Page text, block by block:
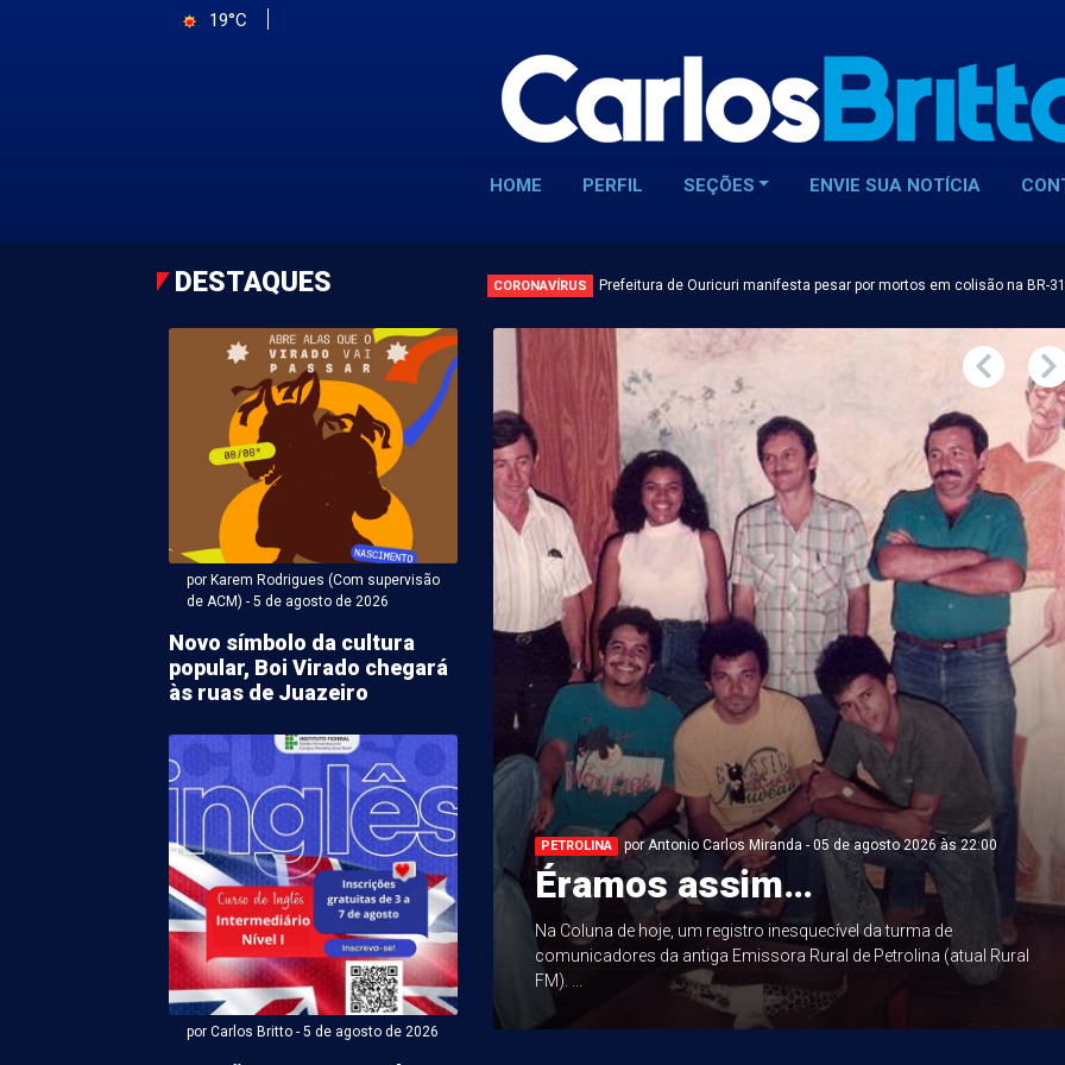
19°C
HOME PERFIL SEÇÕES ENVIE SUA NOTÍCIA
DESTAQUES CORONAVÍRUS Prefeitura de Ouricuri manifesta pesar por mortos em colisão na BR-
por Karem Rodrigues (Com supervisão
de ACM) - 5 de agosto de 2026
Novo símbolo da cultura
popular, Boi Virado chegará
às ruas de Juazeiro
por Carlos Britto - 5 de agosto de 2026
por sucatas
em bairros
da matéria sobre o acúmulo de sucatas nos
e Alto da Aliança, em Juazeiro (BA), ...
PETROLINA por Antonio Carlos Miranda - 05 de agosto 2026 às 22:00
Éramos assim…
Na Coluna de hoje, um registro inesquecível da turma de
comunicadores da antiga Emissora Rural de Petrolina (atual Rural
FM). ...